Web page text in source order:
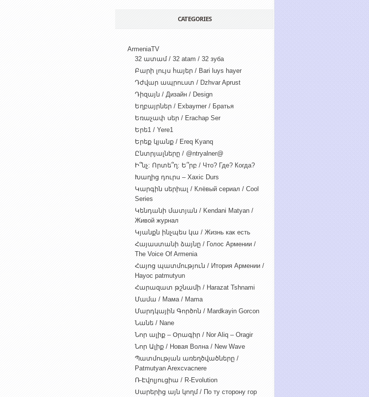
CATEGORIES
ArmeniaTV
32 ատամ / 32 atam / 32 зуба
Բարի լույս հայեր / Bari luys hayer
Դժվար ապրուստ / Dzhvar Aprust
Դիզայն / Дизайн / Design
Եղբայրներ / Exbayrner / Братья
Եռաչափ սեր / Erachap Ser
Երե1 / Yere1
Երեք կյանք / Ereq Kyanq
Ընտրյալները / @ntryalner@
Ի՞նչ: Որտե՞ղ: Ե՞րբ / Что? Где? Когда?
Խաղից դուրս – Xaxic Durs
Կարգին սերիալ / Клёвый сериал / Cool
Series
Կենդանի մատյան / Kendani Matyan /
Живой журнал
Կյանքն ինչպես կա / Жизнь как есть
Հայաստանի ձայնը / Голос Армении /
The Voice Of Armenia
Հայոց պատմություն / Итория Армении /
Hayoc patmutyun
Հարազատ թշնամի / Harazat Tshnami
Մամա / Мама / Mama
Մարդկային Գործոն / Mardkayin Gorcon
Նանե / Nane
Նոր ալիք – Օրագիր / Nor Aliq – Oragir
Նոր Ալիք / Новая Волна / New Wave
Պատմության առեղծվածները /
Patmutyan Arexcvacnere
Ռ-Էվոլյուցիա / R-Evolution
Սարերից այն կողմ / По ту сторону гор